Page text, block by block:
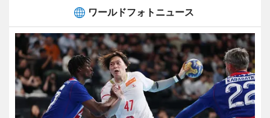
ワールドフォトニュース